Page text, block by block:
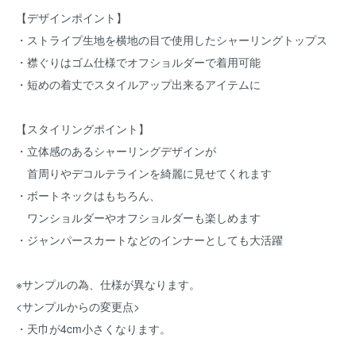
【デザインポイント】
・ストライプ生地を横地の目で使用したシャーリングトップス
・襟ぐりはゴム仕様でオフショルダーで着用可能
・短めの着丈でスタイルアップ出来るアイテムに
【スタイリングポイント】
・立体感のあるシャーリングデザインが
首周りやデコルテラインを綺麗に見せてくれます
・ボートネックはもちろん、
ワンショルダーやオフショルダーも楽しめます
・ジャンパースカートなどのインナーとしても大活躍
※サンプルの為、仕様が異なります。
<サンプルからの変更点>
・天巾が4cm小さくなります。